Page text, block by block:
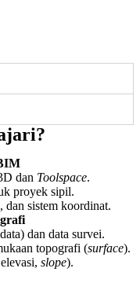
dan Toolspace.
proyek sipil.
, dan sistem koordinat.
dan data survei.
topografi (surface).
slope).